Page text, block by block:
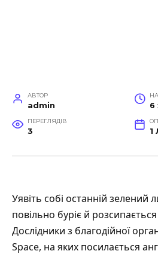
АВТОР
admin 6
ПЕРЕГЛЯДІВ
3 1
Уявіть собі останній зелений
повільно буріє й
Дослідники з благодійної
Space, на яких посилається